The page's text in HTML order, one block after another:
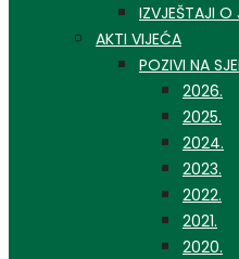
IZVJEŠTAJI O
AKTI VIJEĆA
POZIVI NA
2026.
2025.
2024.
2023.
2022.
2021.
2020.